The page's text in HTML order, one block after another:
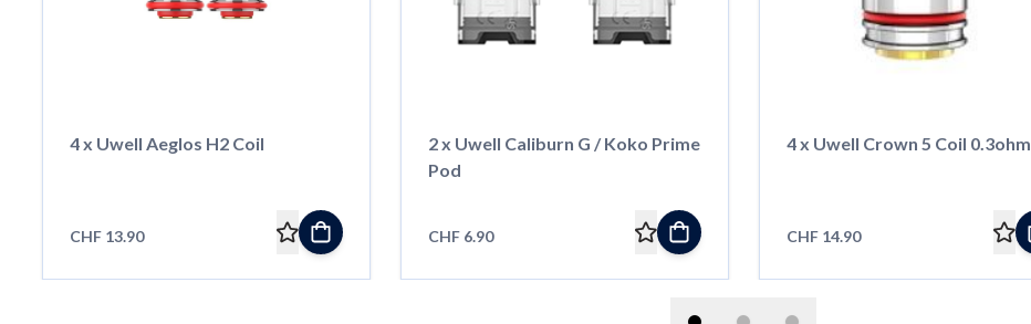
4 x Uwell Aeglos H2 Coil
CHF 13.90
2 x Uwell Caliburn G / Koko Prime
Pod
CHF 6.90
4 x Uwell Crown 5 Coil 0.3ohm
CHF 14.90